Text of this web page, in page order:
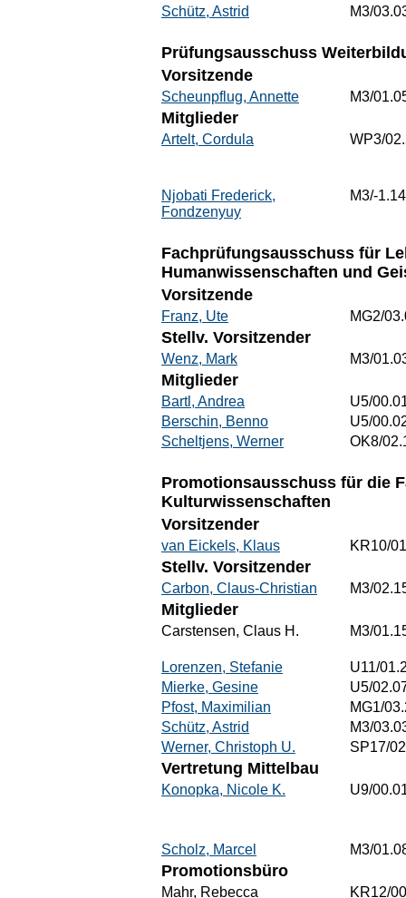
Schütz, Astrid
M3/
Prüfungsausschuss
Vorsitzende
Scheunpflug, Annette M3/
Mitglieder
Artelt, Cordula WP3/
Njobati Frederick,
Fondzenyuy
M3/-1.14
Fachprüfungsausschuss für
Humanwissenschaften und
Vorsitzende
Franz, Ute MG2/
Stellv. Vorsitzender
Wenz, Mark M3/
Mitglieder
Bartl, Andrea
U5/
Berschin, Benno
U5/
Scheltjens, Werner
OK8/
Promotionsausschuss für die
Kulturwissenschaften
Vorsitzender
van Eickels, Klaus KR10/
Stellv. Vorsitzender
Carbon, Claus-Christian M3/
Mitglieder
Carstensen, Claus H. M3/
Lorenzen, Stefanie
U11/
Mierke, Gesine
U5/
Pfost, Maximilian
MG1/
Schütz, Astrid
M3/
Werner, Christoph U.
SP17/
Vertretung Mittelbau
Konopka, Nicole K. U9/
Scholz, Marcel M3/
Promotionsbüro
Mahr, Rebecca KR12/